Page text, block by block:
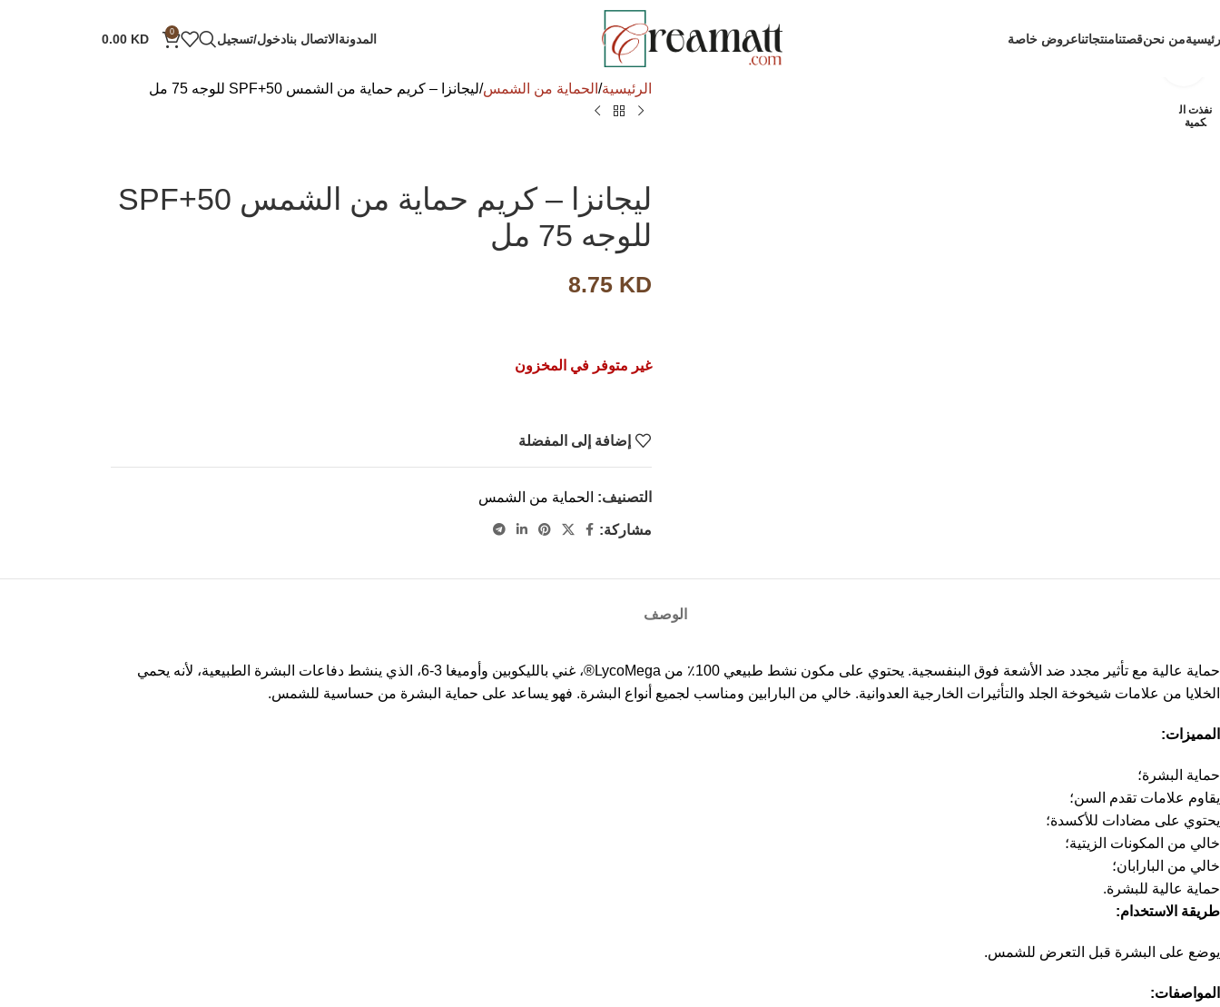
من نحنقصتنامنتجاتناعروض خاصة المدونةالاتصال بنادخول/تسجيل 0
0.00 KD
نفذت ال
كمية
الرئيسية الحماية من الشمس ليجانزا – كريم حماية من الشمس SPF+50 للوجه 75 مل
ليجانزا – كريم حماية من الشمس SPF+50
للوجه 75 مل
8.75 KD
غير متوفر في المخزون
إضافة إلى المفضلة
التصنيف: الحماية من الشمس
مشاركة:
الوصف
حماية عالية مع تأثير مجدد ضد الأشعة فوق البنفسجية. يحتوي على مكون نشط طبيعي 100٪ من LycoMega
®، غني بالليكوبين وأوميغا 3-6، الذي ينشط دفاعات البشرة الطبيعية، لأنه يحمي
الخلايا من علامات شيخوخة الجلد والتأثيرات الخارجية العدوانية. خالي من البارابين ومناسب لجميع أنواع البشرة. فهو يساعد على حماية البشرة من حساسية للشمس.
المميزات:
حماية البشرة؛
يقاوم علامات تقدم السن؛
يحتوي على مضادات للأكسدة؛
خالي من المكونات الزيتية؛
خالي من البارابان؛
حماية عالية للبشرة.
طريقة الاستخدام:
يوضع على البشرة قبل التعرض للشمس.
المواصفات: